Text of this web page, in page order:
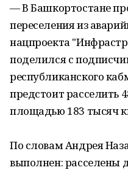
— В Башкортостане
переселения из
нацпроекта
поделился с
республиканского
предстоит расселить
площадью 183 тысяч
По словам Андрея
выполнен: расселены